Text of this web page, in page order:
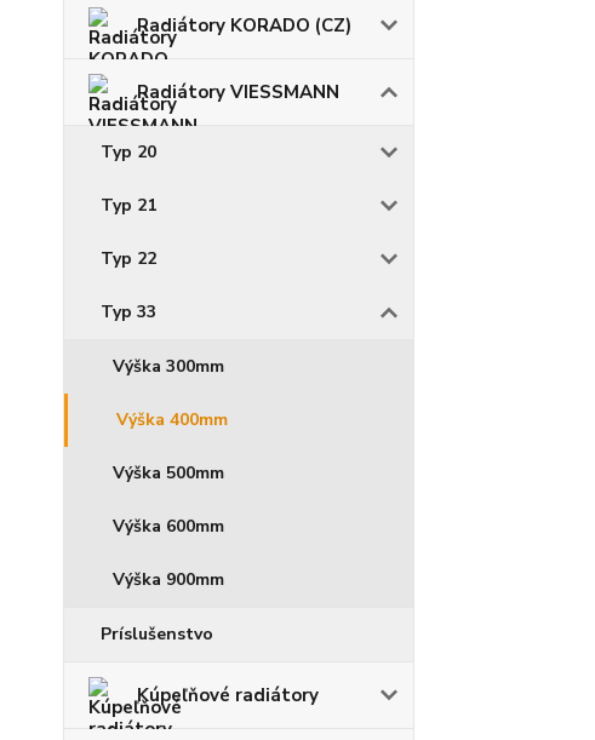
Radiátory KORADO (CZ)
Radiátory VIESSMANN
Typ 20
Typ 21
Typ 22
Typ 33
Výška 300mm
Výška 400mm
Výška 500mm
Výška 600mm
Výška 900mm
Príslušenstvo
Kúpeľňové radiátory